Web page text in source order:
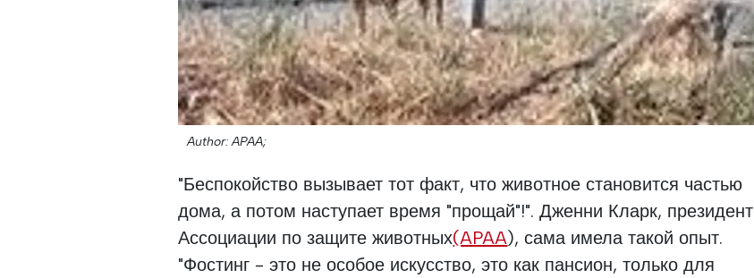
Author: APAA;
"Беспокойство вызывает тот факт, что животное становится частью
дома, а потом наступает время "прощай"!". Дженни Кларк, президент
Ассоциации по защите животных(APAA), сама имела такой опыт.
"Фостинг - это не особое искусство, это как пансион, только для